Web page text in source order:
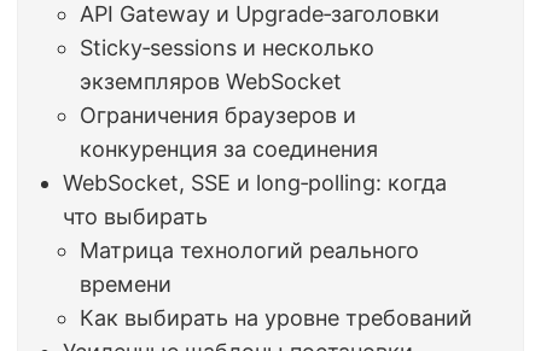
API Gateway и Upgrade‑заголовки
Sticky‑sessions и несколько
экземпляров WebSocket
Ограничения браузеров и
конкуренция за соединения
WebSocket, SSE и long‑polling: когда
что выбирать
Матрица технологий реального
времени
Как выбирать на уровне требований